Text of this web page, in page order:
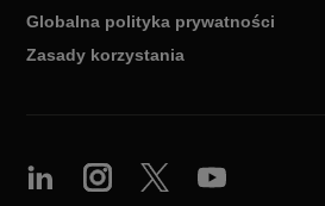
Globalna polityka prywatności
Zasady korzystania